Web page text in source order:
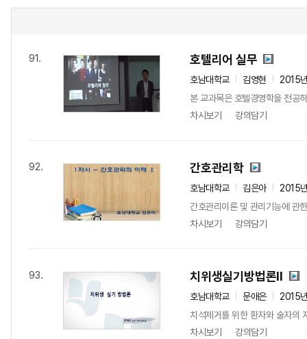
91. 호텔리어 실무
호남대학교 김영현
2015
본 교과목은 호텔경영학을 전공
차시보기
강의담기
92. 간호관리학
호남대학교 김은아
2015
간호관리이론 및 관리기능에 관
차시보기
강의담기
93. 치위생실기방법론Ⅱ
호남대학교 문애은
2015
치석제거를 위한 환자와 술자
차시보기
강의담기